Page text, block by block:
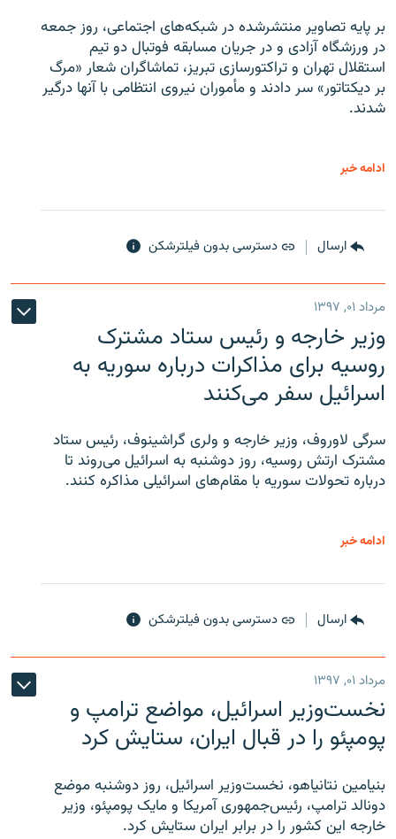
بر پایه تصاویر منتشرشده در شبکه‌های اجتماعی، روز جمعه
در ورزشگاه آزادی و در جریان مسابقه فوتبال دو تیم
استقلال تهران و تراکتورسازی تبریز، تماشاگران شعار «مرگ
بر دیکتاتور» سر دادند و مأموران نیروی انتظامی با آنها درگیر
شدند.
ادامه خبر
ارسال دسترسی بدون فیلترشکن
مرداد ۰۱, ۱۳۹۷
وزیر خارجه و رئیس‌ ستاد مشترک
روسیه برای مذاکرات درباره سوریه به
اسرائیل سفر می‌کنند
سرگی لاوروف، وزیر خارجه و ولری گراشینوف، رئیس ستاد
مشترک ارتش روسیه، روز دوشنبه به اسرائیل می‌روند تا
درباره تحولات سوریه با مقام‌های اسرائیلی مذاکره کنند.
ادامه خبر
ارسال دسترسی بدون فیلترشکن
مرداد ۰۱, ۱۳۹۷
نخست‌وزیر اسرائیل، مواضع ترامپ و
پومپئو را در قبال ایران، ستایش کرد
بنیامین نتانیاهو، نخست‌وزیر اسرائیل، روز دوشنبه موضع
دونالد ترامپ، رئیس‌جمهوری آمریکا و مایک پومپئو، وزیر
خارجه این کشور را در برابر ایران ستایش کرد.